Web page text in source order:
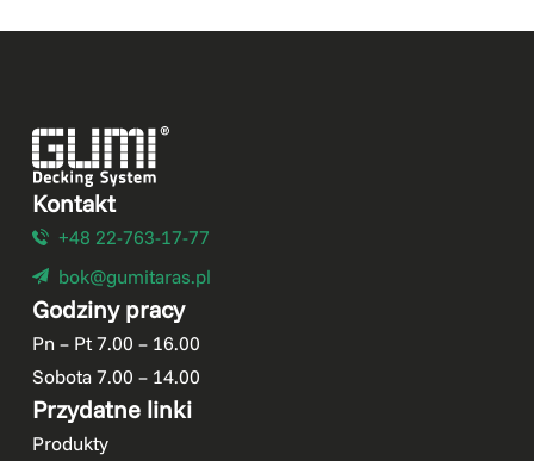
Kontakt
+48 22-763-17-77
bok@gumitaras.pl
Godziny pracy
Pn – Pt 7.00 – 16.00
Sobota 7.00 – 14.00
Przydatne linki
Produkty